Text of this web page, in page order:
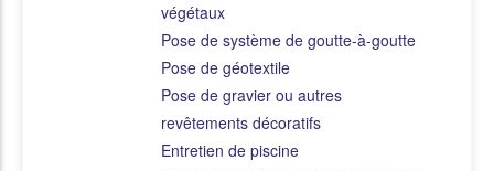
végétaux
Pose de système de goutte-à-goutte
Pose de géotextile
Pose de gravier ou autres
revêtements décoratifs
Entretien de piscine